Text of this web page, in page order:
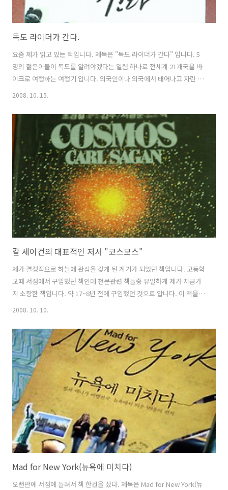
독도 라이더가 간다.
요즘 제가 읽고 있는 책입니다. 제목은 "독도 라이더가 간다" 입니다. 5
명의 젊은이들이 독도를 알려야겠다는 일렴 하나로 전세계 21개국을 바
이크로 여행하는 여행기 입니다. 외국인이나 외국에서 태어나고 자란 한
국인 2세들을 대상으로 독도를 알리고 홍보하는 일을 합니다. 독도를 홍
하기까지 했습니다. 독도를 전세계에 알리기 위해 기업이나 정부단체등
을 대상으로 지원을 받기 위해 백방으로 뛰어다니며 때론 쓴잔을 마시기
도 했지만 뜻있는 분들의 도움을 받아 400여일 넘게 전세계를 돌아다니
며 독도에 대해 열정적으로 알리고 홍보하며 그들의 젊음을 쏟아부었습
니다. 이책은 무엇인가 계획하고 잘 되지 않을때나 여행을 계획하고 있는
사람들에게 많은 도움..
2008. 10. 15.
칼 세이건의 대표적인 저서 "코스모스"
제가 결정적으로 하늘에 관심을 갖게 된 계기가 되었던 책입니다. 고등학
교때 서점에서 구입했던 책인데 천문관련 책들중 유일하게 제가 지금가
지 소장한 책입니다. 약 17~8년 전에 구입했던 것으로 압니다. 이 책을
구입후 몇 날 밤을 새워가며 끝까지 읽었던 기억이 있습니다. 이 책이 출
의 탄생과 진화, 인류의 미래와 인류가 살아남아야만 하는 이유와 우주로
가야하는 이유등 우주 전반에 관한 이야기와 인류에 대해 이야기 하고 있
습니다. 칼 세이건은 이책의 끝에서 당시 냉전시대에 동서가 전쟁을 대비
한 막대한 군사비용을 투입하고 있을때 이것을 인류와 우주개발로 돌려
야 한다고 이야기 하고 있습니다. 2008.10.10 최초 작성 코스모스의 마
지막 ..
2008. 10. 10.
Mad for New York(뉴욕에 미치다)
오랜만에 서점에 들려서 책 한권을 샀다. 제목은 Mad for New York(뉴